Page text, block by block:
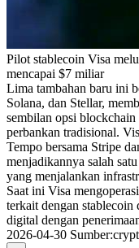
Pilot stablecoin Visa
mencapai $7 miliar
Lima tambahan baru ini
Solana, dan Stellar,
sembilan opsi
perbankan tradisional.
Tempo bersama Stripe
menjadikannya salah
yang menjalankan
Saat ini Visa
terkait dengan stablecoin
digital dengan
2026-04-30 Sumber: